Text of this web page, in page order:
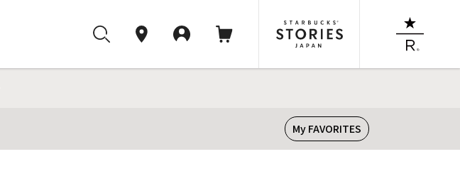
My FAVORITES